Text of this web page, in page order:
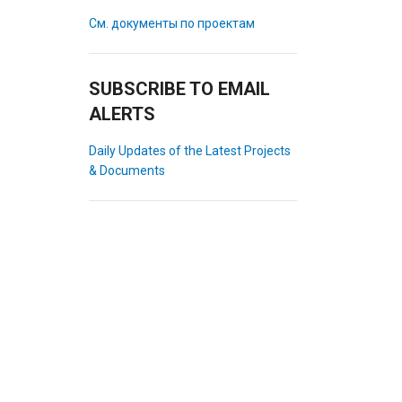
См. документы по проектам
SUBSCRIBE TO EMAIL
ALERTS
Daily Updates of the Latest Projects
& Documents